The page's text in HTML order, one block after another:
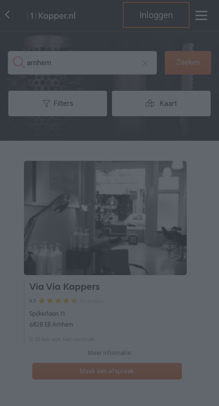
Inloggen
Zoeken
Filters Kaart
Via Via Kappers
9.5
Spijkerlaan 11
6828 EB Arnhem
Meer informatie
Maak een afspraak